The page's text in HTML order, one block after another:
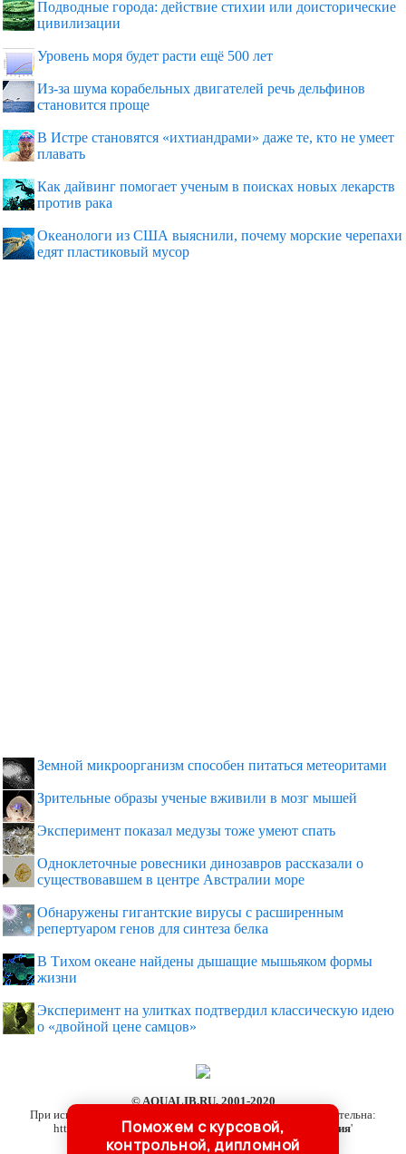
Подводные города: действие стихии или доисторические
цивилизации
Уровень моря будет расти ещё 500 лет
Из-за шума корабельных двигателей речь дельфинов
становится проще
В Истре становятся «ихтиандрами» даже те, кто не умеет
плавать
Как дайвинг помогает ученым в поисках новых лекарств
против рака
Океанологи из США выяснили, почему морские черепахи
едят пластиковый мусор
Земной микроорганизм способен питаться метеоритами
Зрительные образы ученые вживили в мозг мышей
Эксперимент показал медузы тоже умеют спать
Одноклеточные ровесники динозавров рассказали о
существовавшем в центре Австралии море
Обнаружены гигантские вирусы с расширенным
репертуаром генов для синтеза белка
В Тихом океане найдены дышащие мышьяком формы
жизни
Эксперимент на улитках подтвердил классическую идею
о «двойной цене самцов»
© AQUALIB.RU, 2001-2020
При использовании материалов сайта активная ссылка обязательна:
http://aqualib.ru/ ' Подводные обитатели - гидробиология'
Поможем с курсовой,
контрольной, дипломной